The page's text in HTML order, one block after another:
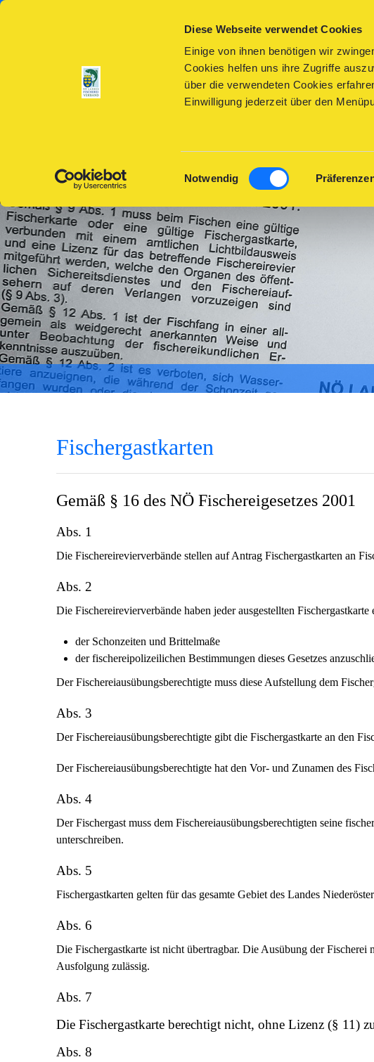
Diese Webseite verwendet Cookies
Einige von ihnen benötigen wir
Cookies helfen uns ihre Zugriffe
über die verwendeten Cookies
Einwilligung jederzeit über den
Einwilligungsauswahl
Notwendig
Fischergastkarten
Gemäß § 16 des NÖ Fischereigesetzes 2001
Abs. 1
Die Fischereirevierverbände stellen auf Antrag Fischergastkarten an
Abs. 2
Die Fischereirevierverbände haben jeder ausgestellten
der Schonzeiten und Brittelmaße
der fischereipolizeilichen Bestimmungen dieses Gesetzes
Der Fischereiausübungsberechtigte muss diese Aufstellung dem
Abs. 3
Der Fischereiausübungsberechtigte gibt die Fischergastkarte an den
Der Fischereiausübungsberechtigte hat den Vor- und Zunamen des
Abs. 4
Der Fischergast muss dem Fischereiausübungsberechtigten seine
unterschreiben.
Abs. 5
Fischergastkarten gelten für das gesamte Gebiet des Landes
Abs. 6
Die Fischergastkarte ist nicht übertragbar. Die Ausübung der
Ausfolgung zulässig.
Abs. 7
Die Fischergastkarte berechtigt nicht, ohne Lizenz (§ 11)
Abs. 8